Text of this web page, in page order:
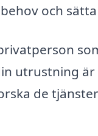
och
utrustning
de